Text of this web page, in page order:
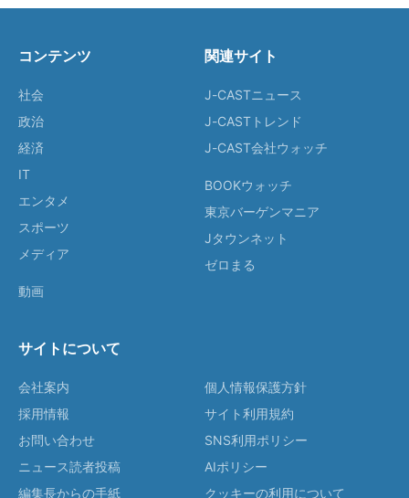
コンテンツ
社会
政治
経済
IT
エンタメ
スポーツ
メディア
動画
関連サイト
J-CASTニュース
J-CASTトレンド
J-CAST会社ウォッチ
BOOKウォッチ
東京バーゲンマニア
Jタウンネット
ゼロまる
サイトについて
会社案内
採用情報
お問い合わせ
ニュース読者投稿
編集長からの手紙
個人情報保護方針
サイト利用規約
SNS利用ポリシー
AIポリシー
クッキーの利用について